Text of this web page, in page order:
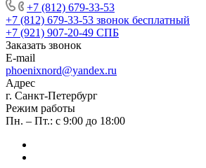
+7 (812) 679-33-53
+7 (812) 679-33-53 звонок бесплатный
+7 (921) 907-20-49 СПБ
Заказать звонок
E-mail
phoenixnord@yandex.ru
Адрес
г. Санкт-Петербург
Режим работы
Пн. – Пт.: с 9:00 до 18:00